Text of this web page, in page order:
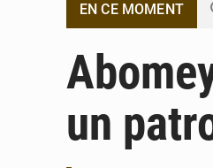
EN CE MOMENT
un